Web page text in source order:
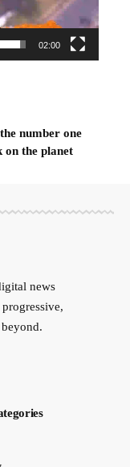
02:00
number one
on the planet
news